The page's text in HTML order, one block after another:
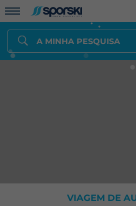
A MINHA PESQUISA
VIAGEM DE